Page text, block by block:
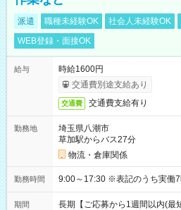
派遣 職種未経験OK 社会人未経験OK
WEB登録・面接OK
給与
時給1600円
交通費別途支給あり
交通費 交通費支給有り
勤務地
埼玉県八潮市
草加駅からバス27分
物流・倉庫関係
勤務時間 9:00～17:30 ※表記のうち
期間
長期【ご応募から1週間以内(最